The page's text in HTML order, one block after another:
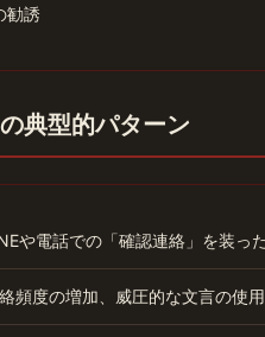
勧誘
典型的パターン
や電話での「確認連絡」を装っ
頻度の増加、威圧的な文言の使用